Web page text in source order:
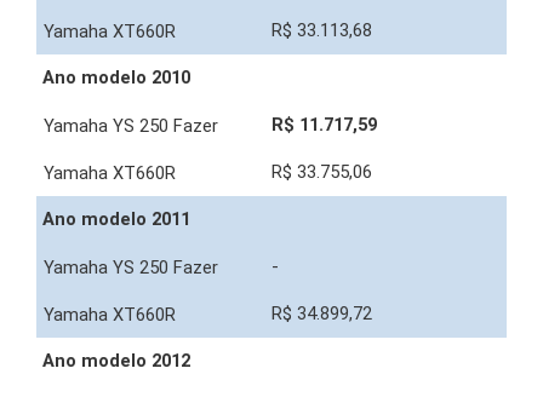
R$ 33.113,68
Ano modelo 2010
R$ 11.717,59
R$ 33.755,06
Ano modelo 2011
-
R$ 34.899,72
Ano modelo 2012